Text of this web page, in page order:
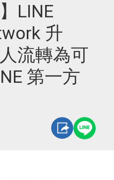
LINE
升
流轉為可
第一方